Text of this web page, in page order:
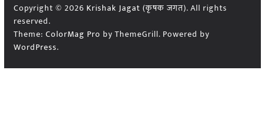
Copyright © 2026 Krishak Jagat (कृषक जगत). All rights
reserved.
Theme: ColorMag Pro by ThemeGrill. Powered by
WordPress.